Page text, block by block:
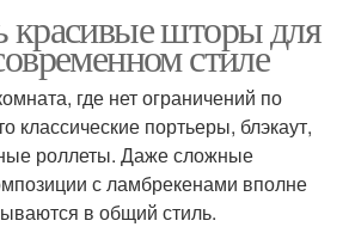
красивые шторы для
стиле
где нет ограничений по
классические портьеры, блэкаут,
роллеты. Даже сложные
с ламбрекенами вполне
в общий стиль.